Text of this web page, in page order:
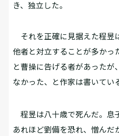
き、独立した。
それを正確に見据えた程昱
他者と対立することが多かっ
と曹操に告げる者があったが
なかった、と作家は書いてい
程昱は八十歳で死んだ。息
あれほど劉備を恐れ、憎んだ